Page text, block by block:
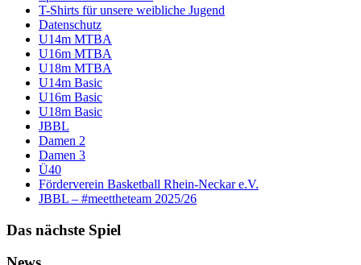
T-Shirts für unsere weibliche Jugend
Datenschutz
U14m MTBA
U16m MTBA
U18m MTBA
U14m Basic
U16m Basic
U18m Basic
JBBL
Damen 2
Damen 3
Ü40
Förderverein Basketball Rhein-Neckar e.V.
JBBL – #meettheteam 2025/26
Das nächste Spiel